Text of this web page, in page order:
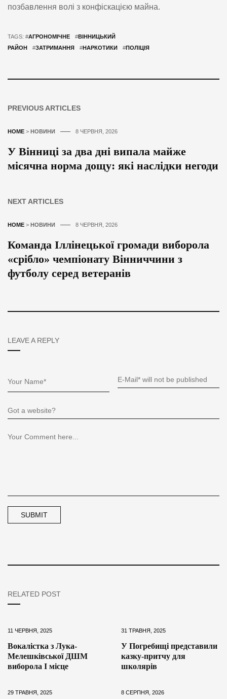
позбавлення волі з конфіскацією майна.
TAGS: #АГРОНОМІЧНЕ #ВІННИЦЬКИЙ
РАЙОН
#ЗАТРИМАННЯ #НАРКОТИКИ #ПОЛІЦІЯ
PREVIOUS ARTICLES
HOME > НОВИНИ 8 ЧЕРВНЯ, 2026
У Вінниці за два дні випала майже
місячна норма дощу: які наслідки негоди
NEXT ARTICLES
HOME > НОВИНИ 8 ЧЕРВНЯ, 2026
Команда Іллінецької громади виборола
«срібло» чемпіонату Вінниччини з
футболу серед ветеранів
LEAVE A REPLY
RELATED POST
11 ЧЕРВНЯ, 2025
Вокалістка з Лука-
Мелешківської ДШМ
виборола І місце
31 ТРАВНЯ, 2025
У Погребищі представили
казку-притчу для
школярів
29 ТРАВНЯ, 2025 8 СЕРПНЯ, 2026